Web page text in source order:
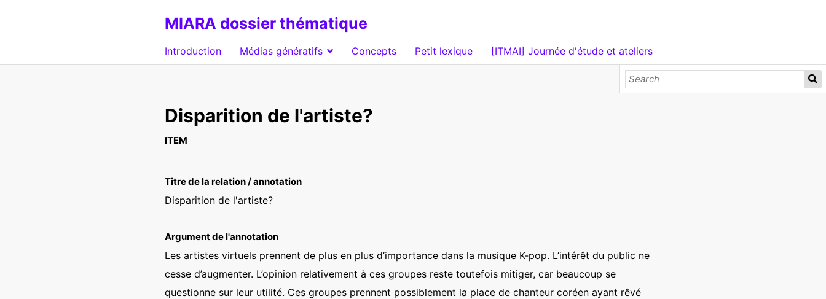
MIARA dossier thématique
Introduction Médias génératifs Concepts Petit lexique [ITMAI] Journée d'étude et ateliers
Disparition de l'artiste?
ITEM
Titre de la relation / annotation
Disparition de l'artiste?
Argument de l'annotation
Les artistes virtuels prennent de plus en plus d’importance dans la musique K-pop. L’intérêt du public ne
cesse d’augmenter. L’opinion relativement à ces groupes reste toutefois mitiger, car beaucoup se
questionne sur leur utilité. Ces groupes prennent possiblement la place de chanteur coréen ayant rêvé